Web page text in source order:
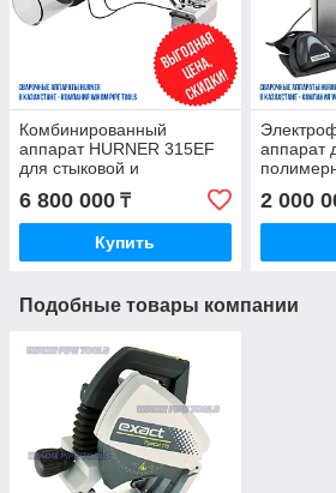
Комбинированный
аппарат HURNER 315EF
для стыковой и
электрофузионной сварки
wikomtools.kz
6 800 000 ₸
Купить
аппарат
Hurner
2 000
Подобные товары компании